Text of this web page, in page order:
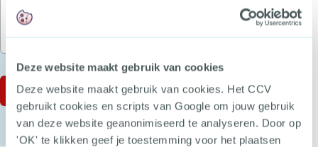
Deze website maakt gebruik van cookies
Deze website maakt gebruik van cookies. Het CCV
gebruikt cookies en scripts van Google om jouw gebruik
van deze website geanonimiseerd te analyseren. Door op
'OK' te klikken geef je toestemming voor het plaatsen